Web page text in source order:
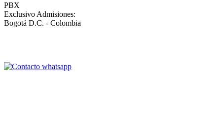
PBX
Exclusivo Admisiones:
Bogotá D.C. - Colombia